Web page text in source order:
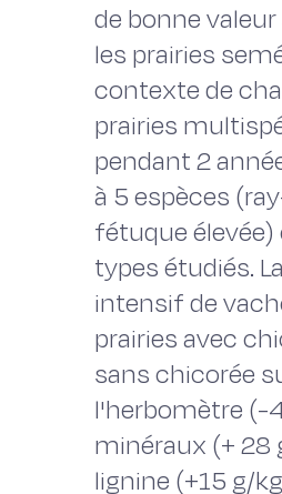
de bonne
les prairies
contexte de
prairies
pendant 2
à 5 espèces
fétuque
types étudiés.
intensif de
prairies avec
sans chicorée
l'herbomètre (-
minéraux (+ 28
lignine (+15 g/